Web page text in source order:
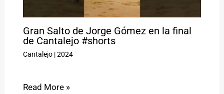
Gran Salto de Jorge Gómez en la final
de Cantalejo #shorts
Cantalejo|2024
Read More »